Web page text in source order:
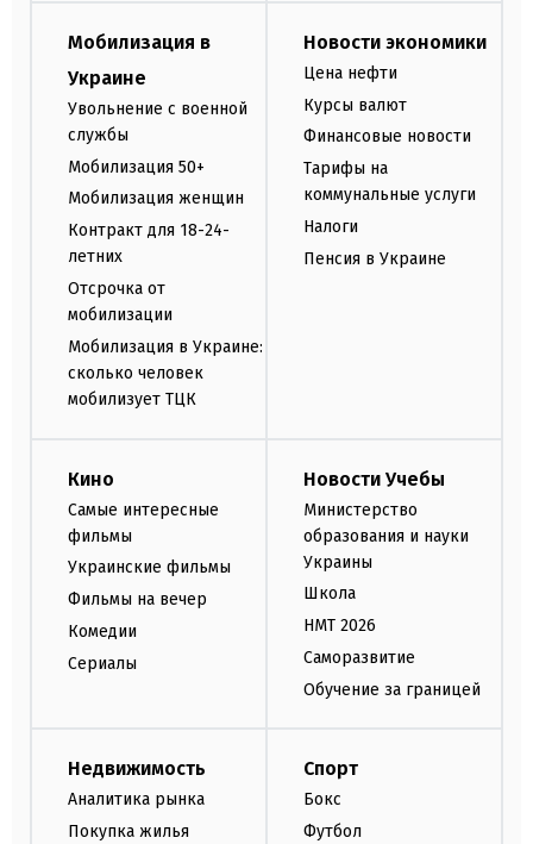
Мобилизация в
Украине
Увольнение с военной
службы
Мобилизация 50+
Мобилизация женщин
Контракт для 18-24-
летних
Отсрочка от
мобилизации
Мобилизация в Украине:
сколько человек
мобилизует ТЦК
Новости экономики
Цена нефти
Курсы валют
Финансовые новости
Тарифы на
коммунальные услуги
Налоги
Пенсия в Украине
Кино
Самые интересные
фильмы
Украинские фильмы
Фильмы на вечер
Комедии
Сериалы
Новости Учебы
Министерство
образования и науки
Украины
Школа
НМТ 2026
Саморазвитие
Обучение за границей
Недвижимость
Аналитика рынка
Покупка жилья
Спорт
Бокс
Футбол